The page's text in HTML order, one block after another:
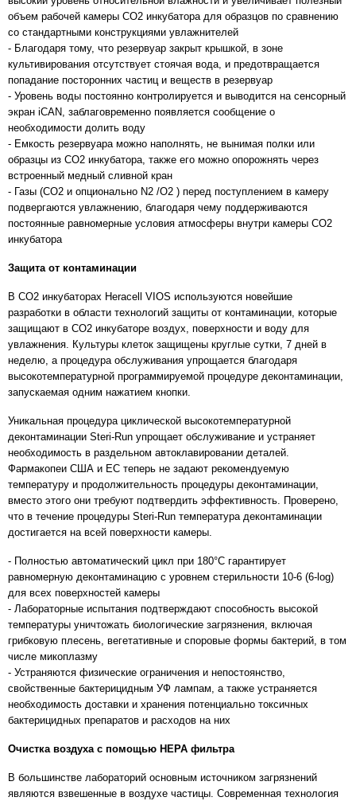
объем рабочей камеры СО2 инкубатора для образцов по сравнению
со стандартными конструкциями увлажнителей
- Благодаря тому, что резервуар закрыт крышкой, в зоне
культивирования отсутствует стоячая вода, и предотвращается
попадание посторонних частиц и веществ в резервуар
- Уровень воды постоянно контролируется и выводится на сенсорный
экран iCAN, заблаговременно появляется сообщение о
необходимости долить воду
- Емкость резервуара можно наполнять, не вынимая полки или
образцы из СО2 инкубатора, также его можно опорожнять через
встроенный медный сливной кран
- Газы (CO2 и опционально N2 /O2 ) перед поступлением в камеру
подвергаются увлажнению, благодаря чему поддерживаются
постоянные равномерные условия атмосферы внутри камеры СО2
инкубатора
Защита от контаминации
В CO2 инкубаторах Heracell VIOS используются новейшие
разработки в области технологий защиты от контаминации, которые
защищают в СО2 инкубаторе воздух, поверхности и воду для
увлажнения. Культуры клеток защищены круглые сутки, 7 дней в
неделю, а процедура обслуживания упрощается благодаря
высокотемпературной программируемой процедуре деконтаминации,
запускаемая одним нажатием кнопки.
Уникальная процедура циклической высокотемпературной
деконтаминации Steri-Run упрощает обслуживание и устраняет
необходимость в раздельном автоклавировании деталей.
Фармакопеи США и ЕС теперь не задают рекомендуемую
температуру и продолжительность процедуры деконтаминации,
вместо этого они требуют подтвердить эффективность. Проверено,
что в течение процедуры Steri-Run температура деконтаминации
достигается на всей поверхности камеры.
- Полностью автоматический цикл при 180°C гарантирует
равномерную деконтаминацию с уровнем стерильности 10-6 (6-log)
для всех поверхностей камеры
- Лабораторные испытания подтверждают способность высокой
температуры уничтожать биологические загрязнения, включая
грибковую плесень, вегетативные и споровые формы бактерий, в том
числе микоплазму
- Устраняются физические ограничения и непостоянство,
свойственные бактерицидным УФ лампам, а также устраняется
необходимость доставки и хранения потенциально токсичных
бактерицидных препаратов и расходов на них
Очистка воздуха с помощью HEPA фильтра
В большинстве лабораторий основным источником загрязнений
являются взвешенные в воздухе частицы. Современная технология